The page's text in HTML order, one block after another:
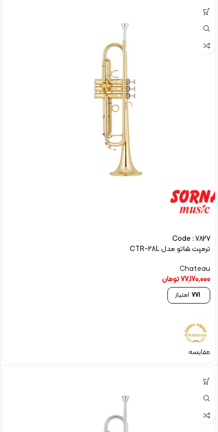
Code : 7827
ترمپت شاتو مدل CTR-28L
Chateau
77,170,000تومان
771 امتیاز
مقایسه